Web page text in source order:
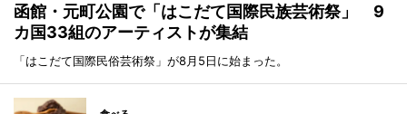
函館・元町公園で「はこだて国際民族芸術祭」 9
カ国33組のアーティストが集結
「はこだて国際民俗芸術祭」が8月5日に始まった。